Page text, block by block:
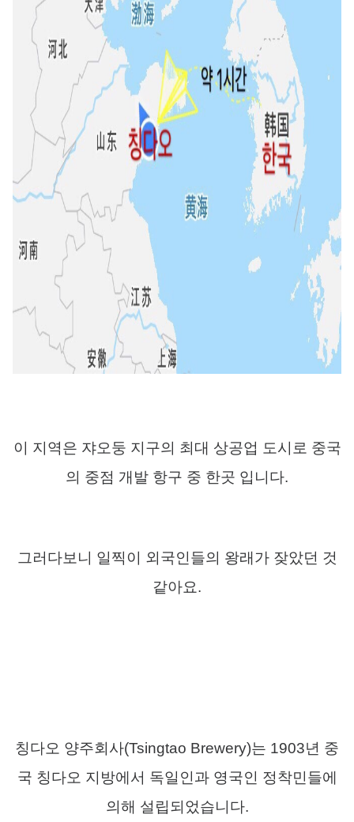
이 지역은 쟈오둥 지구의 최대 상공업 도시로 중국
의 중점 개발 항구 중 한곳 입니다.
그러다보니 일찍이 외국인들의 왕래가 잦았던 것
같아요.
칭다오 양주회사(Tsingtao Brewery)는 1903년 중
국 칭다오 지방에서 독일인과 영국인 정착민들에
의해 설립되었습니다.